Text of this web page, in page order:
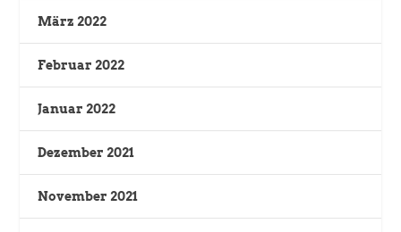
März 2022
Februar 2022
Januar 2022
Dezember 2021
November 2021